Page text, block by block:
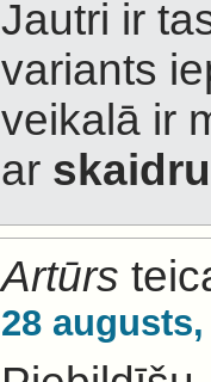
Jautri ir
variants
veikalā ir
ar skaidru
Artūrs
28 augusts,